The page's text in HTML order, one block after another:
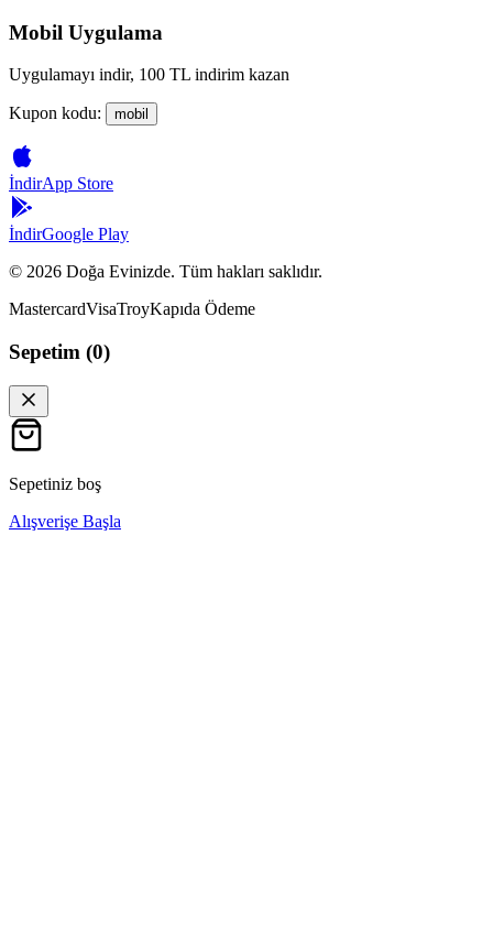
Mobil Uygulama
Uygulamayı indir, 100 TL indirim kazan
Kupon kodu: mobil
İndirApp Store
İndirGoogle Play
© 2026 Doğa Evinizde. Tüm hakları saklıdır.
MastercardVisaTroyKapıda Ödeme
Sepetim (0)
Sepetiniz boş
Alışverişe Başla